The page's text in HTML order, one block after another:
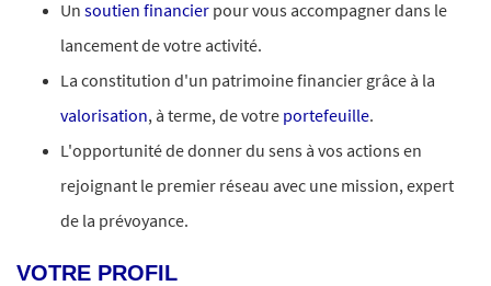
Un soutien financier pour vous accompagner dans le
lancement de votre activité.
La constitution d'un patrimoine financier grâce à la
valorisation, à terme, de votre portefeuille.
L'opportunité de donner du sens à vos actions en
rejoignant le premier réseau avec une mission, expert
de la prévoyance.
VOTRE PROFIL